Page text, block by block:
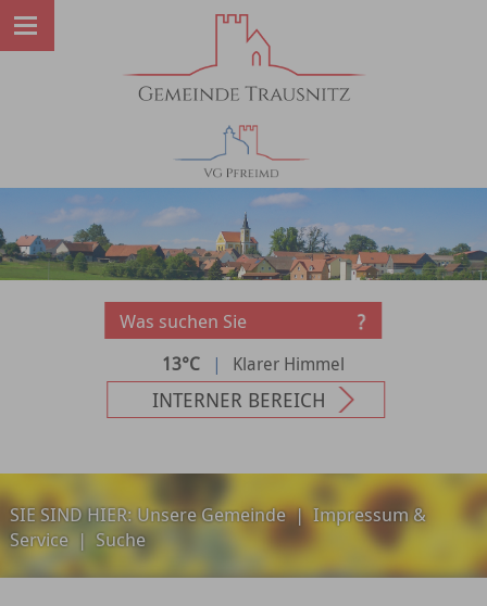
13°C | Klarer Himmel
INTERNER BEREICH
SIE SIND HIER:Unsere Gemeinde|Impressum &
Service | Suche